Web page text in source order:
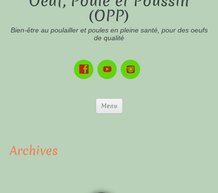
(OPP)
Bien-être au poulailler et poules en pleine santé, pour des oeufs
de qualité
Menu
Archives